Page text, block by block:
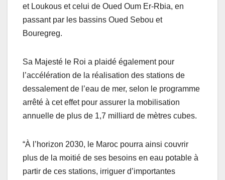
et Loukous et celui de Oued Oum Er-Rbia, en
passant par les bassins Oued Sebou et
Bouregreg.
Sa Majesté le Roi a plaidé également pour
l’accélération de la réalisation des stations de
dessalement de l’eau de mer, selon le programme
arrêté à cet effet pour assurer la mobilisation
annuelle de plus de 1,7 milliard de mètres cubes.
“À l’horizon 2030, le Maroc pourra ainsi couvrir
plus de la moitié de ses besoins en eau potable à
partir de ces stations, irriguer d’importantes